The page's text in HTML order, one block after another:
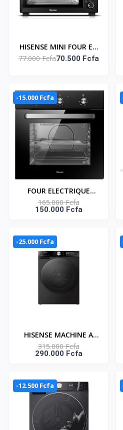
HISENSE MINI FOUR ET
PLAQUE CHAUFFANTE
77.000 Fcfa70.500 Fcfa
-15.000 Fcfa
FOUR ELECTRIQUE
ENCASTRABLE 2.2KW -
HBO60201
165.000 Fcfa
150.000 Fcfa
-25.000 Fcfa
HISENSE MACHINE A
LAVER 8KG ET SECHAGE
5KG FRONT LOAD -
WD3S8043BB
315.000 Fcfa
290.000 Fcfa
-12.500 Fcfa